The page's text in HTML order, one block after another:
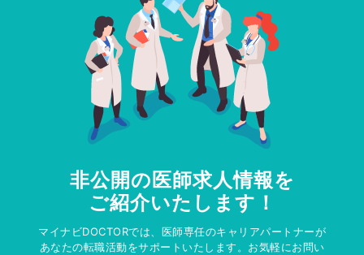
非公開の医師求人情報を
ご紹介いたします！
マイナビDOCTORでは、医師専任のキャリアパートナーが
あなたの転職活動をサポートいたします。お気軽にお問い